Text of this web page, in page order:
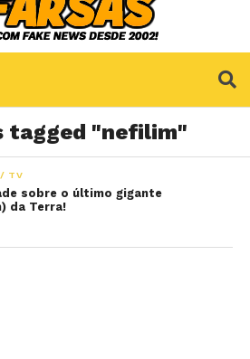
tagged "nefilim"
/ TV
sobre o último gigante
da Terra!